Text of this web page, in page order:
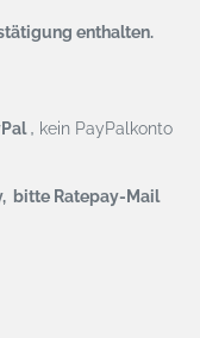
enthalten.
, kein PayPalkonto
bitte Ratepay-Mail